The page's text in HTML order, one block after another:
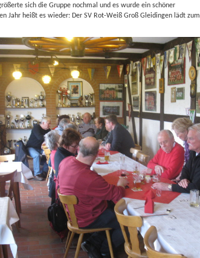
sich die Gruppe nochmal und es wurde ein schöner
Jahr heißt es wieder: Der SV Rot-Weiß Groß Gleidingen lädt zum